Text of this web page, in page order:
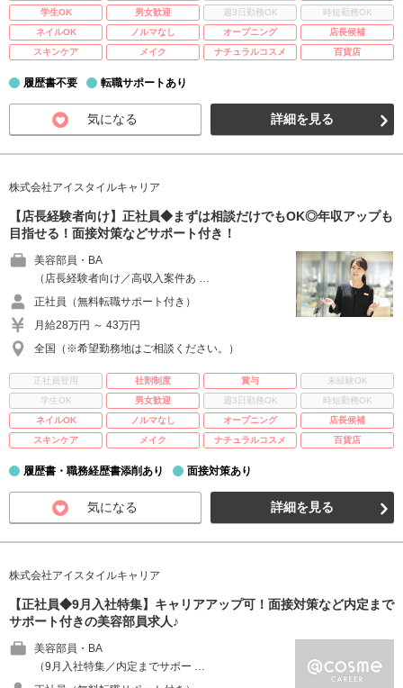
学生OK
男女歓迎 週3日勤務OK
時短勤務OK
ネイルOK
ノルマなし オープニング
店長候補
スキンケア
メイク ナチュラルコスメ 百貨店
履歴書不要 転職サポートあり
気になる 詳細を見る
株式会社アイスタイルキャリア
【店長経験者向け】正社員◆まずは相談だけでもOK◎年収アップも
目指せる！面接対策などサポート付き！
美容部員・BA
（店長経験者向け／高収入案件あ …
正社員（無料転職サポート付き）
月給28万円 ～ 43万円
全国（※希望勤務地はご相談ください。）
正社員登用 社割制度 賞与
未経験OK
学生OK
男女歓迎 週3日勤務OK
時短勤務OK
ネイルOK
ノルマなし オープニング
店長候補
スキンケア
メイク ナチュラルコスメ 百貨店
履歴書・職務経歴書添削あり 面接対策あり
気になる 詳細を見る
株式会社アイスタイルキャリア
【正社員◆9月入社特集】キャリアアップ可！面接対策など内定まで
サポート付きの美容部員求人♪
美容部員・BA
（9月入社特集／内定までサポー …